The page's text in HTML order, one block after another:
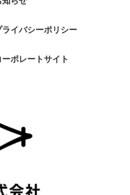
ライバシーポリシー
ーポレートサイト